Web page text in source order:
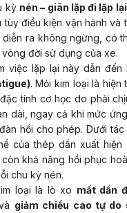
kỳ nén – giãn lặp đi lặp lại
tùy điều kiện vận hành và
ra không ngừng, có
đời sử dụng của xe.
việc lặp lại này dẫn đến
. Mỏi kim loại là hiện
tính cơ học do phải
dài, ngay cả khi mức
hồi cho phép. Dưới
của thép dần xuất hiện
khả năng hồi phục
chu kỳ nén.
loại là lò xo mất dần
giảm chiều cao tự do